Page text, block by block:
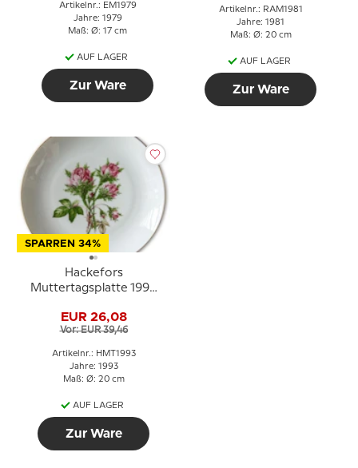
Artikelnr.: EM1979
Jahre: 1979
Maß: Ø: 17 cm
AUF LAGER
Zur Ware
Artikelnr.: RAM1981
Jahre: 1981
Maß: Ø: 20 cm
AUF LAGER
Zur Ware
SPARREN 34%
Hackefors
Muttertagsplatte 1993
EUR 26,08
Vor: EUR 39,46
Artikelnr.: HMT1993
Jahre: 1993
Maß: Ø: 20 cm
AUF LAGER
Zur Ware